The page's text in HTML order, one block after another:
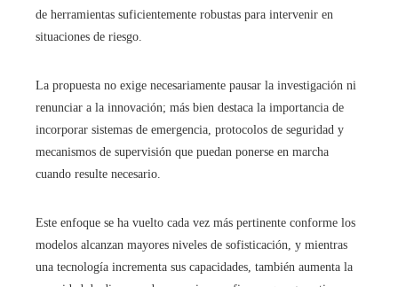
de herramientas suficientemente robustas para intervenir en
situaciones de riesgo.
La propuesta no exige necesariamente pausar la investigación ni
renunciar a la innovación; más bien destaca la importancia de
incorporar sistemas de emergencia, protocolos de seguridad y
mecanismos de supervisión que puedan ponerse en marcha
cuando resulte necesario.
Este enfoque se ha vuelto cada vez más pertinente conforme los
modelos alcanzan mayores niveles de sofisticación, y mientras
una tecnología incrementa sus capacidades, también aumenta la